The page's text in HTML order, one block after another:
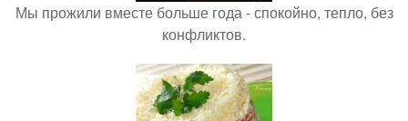
Мы прожили вместе больше года - спокойно, тепло, без
конфликтов.